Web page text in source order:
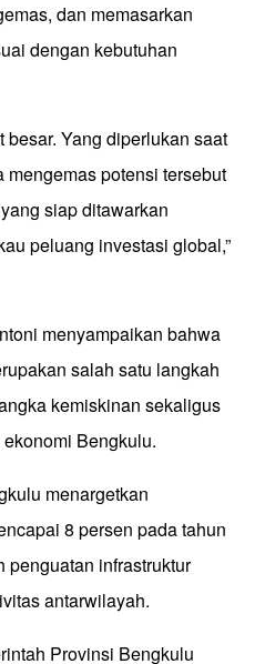
dan memasarkan
dengan kebutuhan
besar. Yang diperlukan saat
potensi tersebut
siap ditawarkan
peluang investasi global,”
menyampaikan bahwa
salah satu langkah
kemiskinan sekaligus
Bengkulu.
menargetkan
8 persen pada tahun
penguatan infrastruktur
antarwilayah.
Provinsi Bengkulu